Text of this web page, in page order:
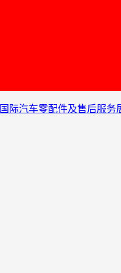
际汽车零配件及售后服